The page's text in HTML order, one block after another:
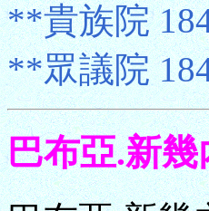
**貴族院
**眾議院
巴布亞.新幾